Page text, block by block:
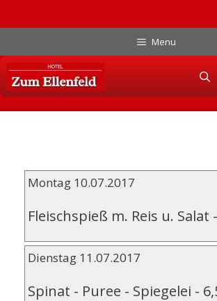
Inhalt
springen
Menu
Skip
content
Montag 10.07.2017
Fleischspieß m. Reis u. Salat -
Dienstag 11.07.2017
Spinat - Puree - Spiegelei -